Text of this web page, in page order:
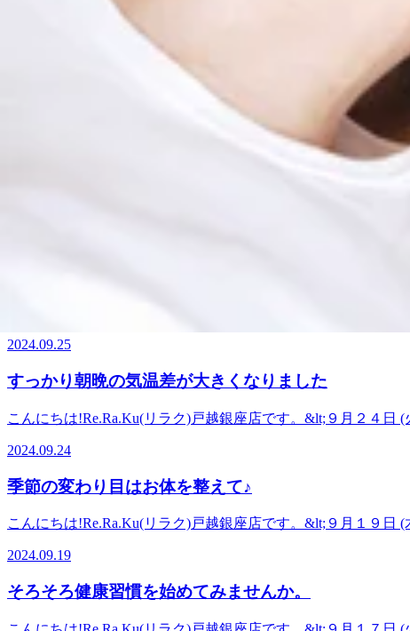
最近のブログ
9月を持ちまして戸越銀座店は休業いたします。
こんにちは!Re.Ra.Ku(リラク)戸越銀座店です。&lt;９月３０
ございます!是非お電話ください♪さて、ついに9月最終日を迎
は休業させていただきます。今までご来店いただきました、
よろしくお願いいたします♪ そして働いていたスタッフは店
すので、ご来店いただければ幸いです。 今後もRe.Ra.Kuグ
し上げております。 マッサージファンにも人気の『全身ボデ
【次回予約特典】その場で次回のご予約をしていただいた方
越駅から徒歩1分!五反田駅・大崎駅からも通いやすい戸越銀座
こんにちは!Re.Ra.Ku(リラク)戸越銀座店です。&lt;９月２７
ございます!是非お電話ください♪９月最後の金曜日です。戸
も残りあと3日間です。ー5℃のパチパチ弾ける炭酸泡でヒン
でお目元の血流を促していきましょう♪※ホットピローは爽快
待ちしております☆マッサージファンにも人気の『全身ボディ
【次回予約特典】その場で次回のご予約をしていただいた方
越駅から徒歩1分!五反田駅・大崎駅からも通いやすい戸越銀座
こんにちは!Re.Ra.Ku(リラク)戸越銀座店です。&lt;９月２５
ございます!是非お電話ください♪ 誠に勝手ながら、当店は
用ください！ 2日連続で涼しい朝となりました。すっかり秋
す。パチパチする炭酸泡ですっきりしていきませんか。実施
ご来店心よりお待ちしております☆マッサージファンにも人気
営浅草線・戸越駅から徒歩1分!五反田駅・大崎駅からも通い
2024.09.25
すっかり朝晩の気温差が大きくなりました
こんにちは!Re.Ra.Ku(リラク)戸越銀座店です。&lt;９月２４
まいりました。ただ、私はひさしぶりにクーラーをかけずに
勧めです☆さて、３連休で遊び疲れた方はボディケアやフッ
おります。ー5℃のパチパチ弾ける炭酸泡でヒンヤリ♪３連休
日・土日・祝日11:30～21:00 (最終受付20:20)【次回予約特典
線・戸越銀座駅から徒歩3分、都営浅草線・戸越駅から徒歩1
2024.09.24
季節の変わり目はお体を整えて♪
こんにちは!Re.Ra.Ku(リラク)戸越銀座店です。&lt;９月１９
す。ご利用予定の方はお早目にどうぞ！ さて、戸越銀座のあ
たか。 夏の疲れが溜まっていたら、元気が戻るまでいったん
んか。 日ごろのデスクワークで肩が。。。という方には肩甲
2024.09.19
そろそろ健康習慣を始めてみませんか。